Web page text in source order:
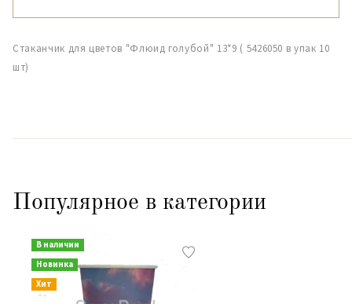
Стаканчик для цветов "Флюид голубой" 13*9 ( 5426050 в упак 10
шт)
Популярное в категории
В наличии
Новинка
Хит